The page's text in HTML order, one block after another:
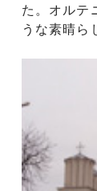
た。オルテ
うな素晴ら